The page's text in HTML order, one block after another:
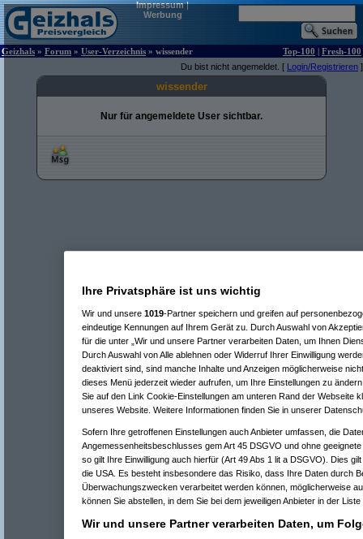
Impressum|
Werbung
Geizhals » Forum » User-Verzeichnis » wissender Top-100 | Fresh-100
Du bist nicht angemeldet. [ Login/Registrieren ]
wissender
Nur für angemeldete User sichtbar.
Ihre Privatsphäre ist uns wichtig
Wir und unsere 1019-Partner speichern und greifen auf
eindeutige Kennungen auf Ihrem Gerät zu. Durch Auswahl von
für die unter „Wir und unsere Partner verarbeiten Daten, um Ihnen
Durch Auswahl von Alle ablehnen oder Widerruf Ihrer Einwilligung
deaktiviert sind, sind manche Inhalte und Anzeigen möglicherweise
dieses Menü jederzeit wieder aufrufen, um Ihre Einstellungen zu
Sie auf den Link Cookie-Einstellungen am unteren Rand der Webseite
unseres Website. Weitere Informationen finden Sie in unserer
Sofern Ihre getroffenen Einstellungen auch Anbieter umfassen, die
Angemessenheitsbeschlusses gem Art 45 DSGVO und ohne
so gilt Ihre Einwilligung auch hierfür (Art 49 Abs 1 lit a DSGVO). Dies
die USA. Es besteht insbesondere das Risiko, dass Ihre Daten durch
Überwachungszwecken verarbeitet werden können, möglicherweise
können Sie abstellen, in dem Sie bei dem jeweiligen Anbieter in der
Wir und unsere Partner verarbeiten Daten, um